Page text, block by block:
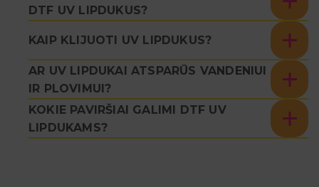
DTF UV LIPDUKUS?
KAIP KLIJUOTI UV LIPDUKUS?
AR UV LIPDUKAI ATSPARŪS VANDENIUI
IR PLOVIMUI?
KOKIE PAVIRŠIAI GALIMI DTF UV
LIPDUKAMS?